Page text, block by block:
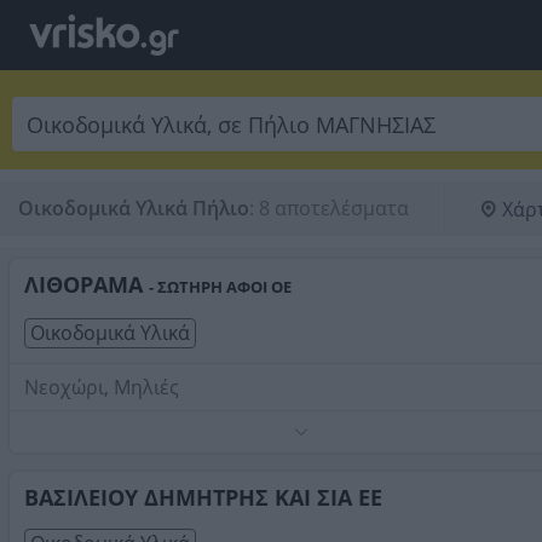
Οικοδομικά Υλικά Πήλιο: 8 αποτελέσματα
ΛΙΘΟΡΑΜΑ - ΣΩΤΗΡΗ ΑΦΟΙ ΟΕ
Οικοδομικά Υλικά
Νεοχώρι, Μηλιές
Μεγάλες πλάκες Ακανόνιστες σχιστόπλακες Κομμένες
σχιστόπλακες Πέτρες επένδυσης Σκαπιτσαριστά Πέτρες
χτισίματος Εφαρμογές πέτρας Αγκωνάρια Πρέκια Σκεπές
ΒΑΣΙΛΕΙΟΥ ΔΗΜΗΤΡΗΣ ΚΑΙ ΣΙΑ ΕΕ